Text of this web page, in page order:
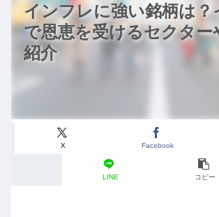
インフレに強い銘柄は？
で恩恵を受けるセクター
紹介
X Facebook
LINE コピー